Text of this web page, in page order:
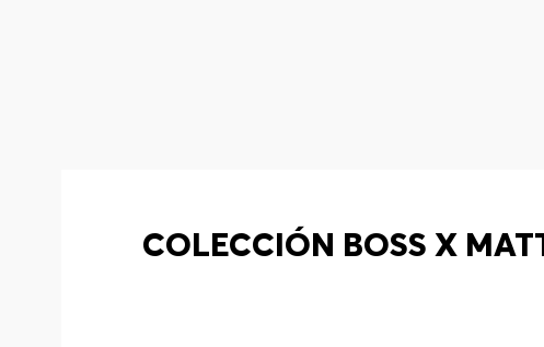
COLECCIÓN BOSS X